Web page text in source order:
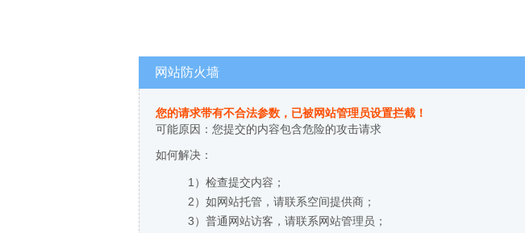
网站防火墙
您的请求带有不合法参数，已被网站管理员设置拦截！
可能原因：您提交的内容包含危险的攻击请求
如何解决：
1）检查提交内容；
2）如网站托管，请联系空间提供商；
3）普通网站访客，请联系网站管理员；